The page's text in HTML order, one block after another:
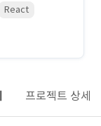
React
프로젝트 상세